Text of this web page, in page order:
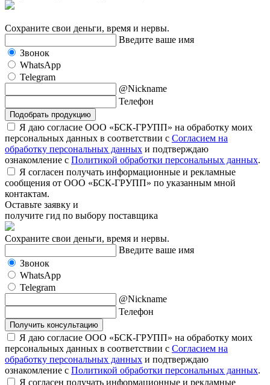
Сохраните свои деньги, время и нервы.
Введите ваше имя
Звонок
WhatsApp
Telegram
@Nickname
Телефон
Подобрать продукцию
Я даю согласие ООО «БСК-ГРУПП» на обработку моих
персональных данных в соответствии с Согласием на
обработку персональных данных и подтверждаю
ознакомление с Политикой обработки персональных данных.
Я согласен получать информационные и рекламные
сообщения от ООО «БСК-ГРУПП» по указанным мной
контактам.
Оставьте заявку и
получите гид по выбору поставщика
Сохраните свои деньги, время и нервы.
Введите ваше имя
Звонок
WhatsApp
Telegram
@Nickname
Телефон
Получить консультацию
Я даю согласие ООО «БСК-ГРУПП» на обработку моих
персональных данных в соответствии с Согласием на
обработку персональных данных и подтверждаю
ознакомление с Политикой обработки персональных данных.
Я согласен получать информационные и рекламные